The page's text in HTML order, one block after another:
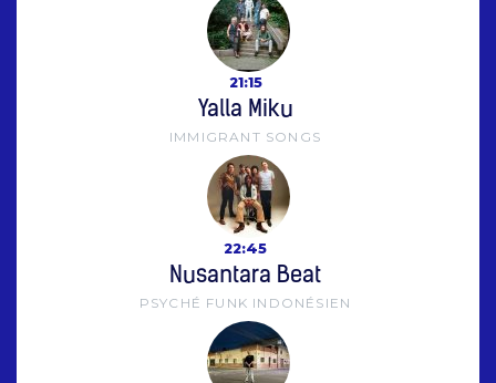
21:15
Yalla Miku
IMMIGRANT SONGS
22:45
Nusantara Beat
PSYCHÉ FUNK INDONÉSIEN